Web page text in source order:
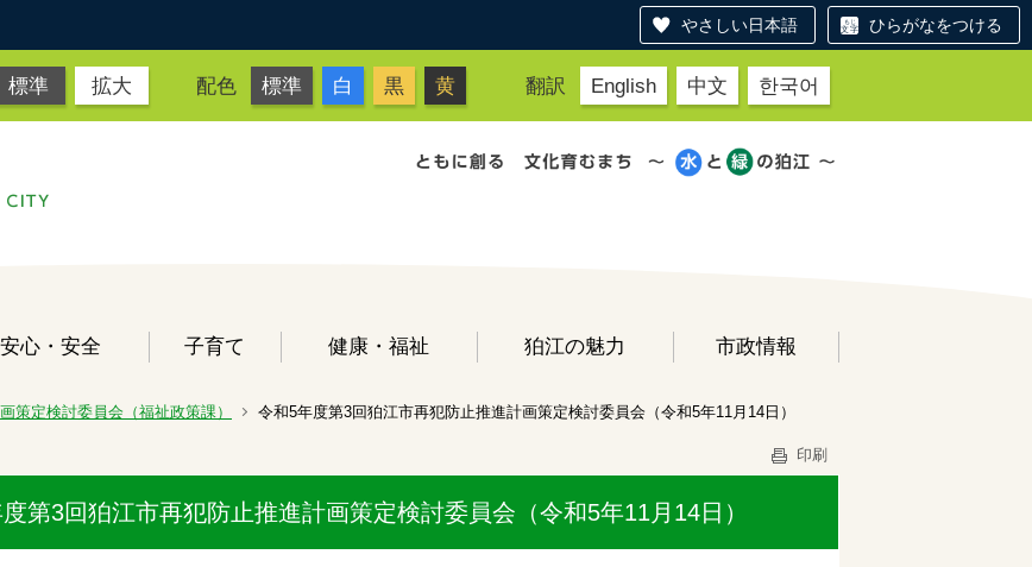
やさしい日本語 ひらがなをつける
標準 拡大 配色 標準 白 黒 黄 翻訳 English 中文 한국어
安心・安全 子育て 健康・福祉 狛江の魅力 市政情報
策定検討委員会（福祉政策課） 令和5年度第3回狛江市再犯防止推進計画策定検討委員会（令和5年11月14日）
印刷
第3回狛江市再犯防止推進計画策定検討委員会（令和5年11月14日）